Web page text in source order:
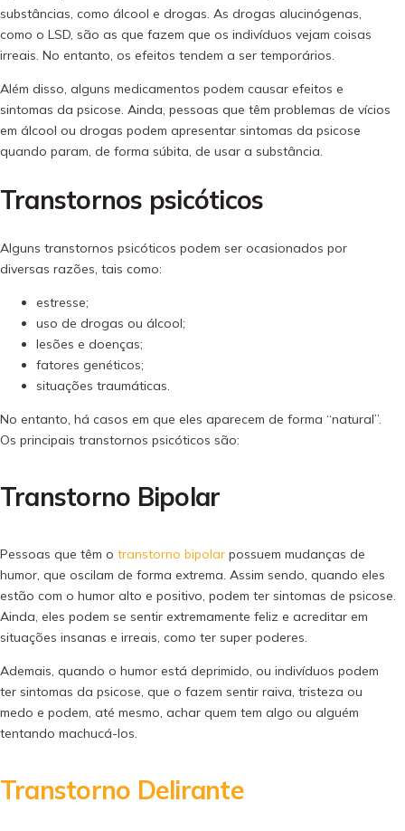
substâncias, como álcool e drogas. As drogas alucinógenas,
como o LSD, são as que fazem que os indivíduos vejam coisas
irreais. No entanto, os efeitos tendem a ser temporários.
Além disso, alguns medicamentos podem causar efeitos e
sintomas da psicose. Ainda, pessoas que têm problemas de vícios
em álcool ou drogas podem apresentar sintomas da psicose
quando param, de forma súbita, de usar a substância.
Transtornos psicóticos
Alguns transtornos psicóticos podem ser ocasionados por
diversas razões, tais como:
estresse;
uso de drogas ou álcool;
lesões e doenças;
fatores genéticos;
situações traumáticas.
No entanto, há casos em que eles aparecem de forma “natural”.
Os principais transtornos psicóticos são:
Transtorno Bipolar
Pessoas que têm o transtorno bipolar possuem mudanças de
humor, que oscilam de forma extrema. Assim sendo, quando eles
estão com o humor alto e positivo, podem ter sintomas de psicose.
Ainda, eles podem se sentir extremamente feliz e acreditar em
situações insanas e irreais, como ter super poderes.
Ademais, quando o humor está deprimido, ou indivíduos podem
ter sintomas da psicose, que o fazem sentir raiva, tristeza ou
medo e podem, até mesmo, achar quem tem algo ou alguém
tentando machucá-los.
Transtorno Delirante